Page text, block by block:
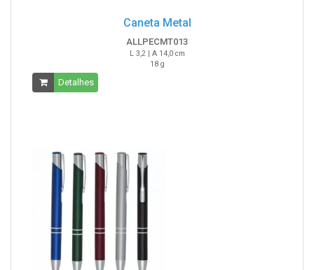
Caneta Metal
ALLPECMT013
L 3,2 | A 14,0 cm
18 g
Detalhes